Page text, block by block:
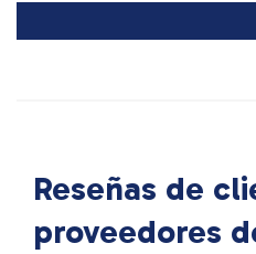
Reseñas de
proveedores